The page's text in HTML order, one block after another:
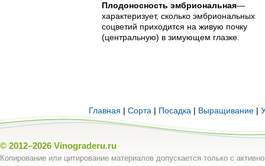
Плодоносность эмбриональная—
характеризует, сколько эмбриональных
соцветий приходится на живую почку
(центральную) в зимующем глазке.
Главная | Сорта | Посадка | Выращивание |
© 2012–2026 Vinograderu.ru
Копирование или цитирование материалов допускается только с